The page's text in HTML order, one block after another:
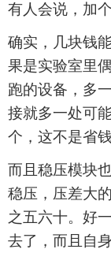
有人会说，加
确实，几块钱
果是实验室里
跑的设备，多
接就多一处可
个，这不是省
而且稳压模块
稳压，压差大
之五六十。好
去了，而且自